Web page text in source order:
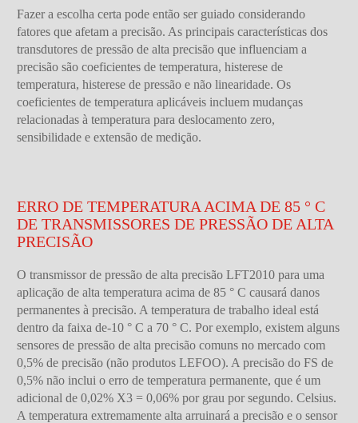
Fazer a escolha certa pode então ser guiado considerando
fatores que afetam a precisão. As principais características dos
transdutores de pressão de alta precisão que influenciam a
precisão são coeficientes de temperatura, histerese de
temperatura, histerese de pressão e não linearidade. Os
coeficientes de temperatura aplicáveis incluem mudanças
relacionadas à temperatura para deslocamento zero,
sensibilidade e extensão de medição.
ERRO DE TEMPERATURA ACIMA DE 85 ° C
DE TRANSMISSORES DE PRESSÃO DE ALTA
PRECISÃO
O transmissor de pressão de alta precisão LFT2010 para uma
aplicação de alta temperatura acima de 85 ° C causará danos
permanentes à precisão. A temperatura de trabalho ideal está
dentro da faixa de-10 ° C a 70 ° C. Por exemplo, existem alguns
sensores de pressão de alta precisão comuns no mercado com
0,5% de precisão (não produtos LEFOO). A precisão do FS de
0,5% não inclui o erro de temperatura permanente, que é um
adicional de 0,02% X3 = 0,06% por grau por segundo. Celsius.
A temperatura extremamente alta arruinará a precisão e o sensor